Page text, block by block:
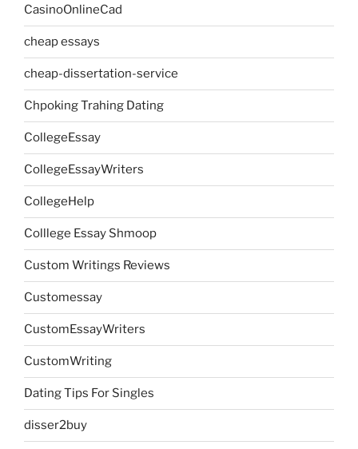
CasinoOnlineCad
cheap essays
cheap-dissertation-service
Chpoking Trahing Dating
CollegeEssay
CollegeEssayWriters
CollegeHelp
Colllege Essay Shmoop
Custom Writings Reviews
Customessay
CustomEssayWriters
CustomWriting
Dating Tips For Singles
disser2buy